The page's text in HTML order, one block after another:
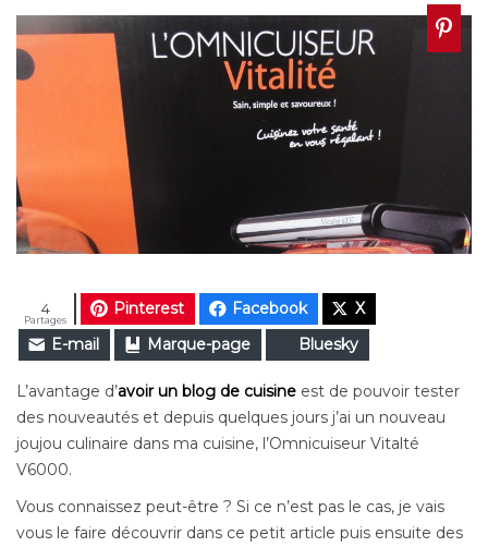
Pinterest Facebook
X
E-mail
Marque-page Bluesky
Partages
4
L’avantage d’avoir un blog de cuisine est de pouvoir tester
des nouveautés et depuis quelques jours j’ai un nouveau
joujou culinaire dans ma cuisine, l’Omnicuiseur Vitalté
V6000.
Vous connaissez peut-être ? Si ce n’est pas le cas, je vais
vous le faire découvrir dans ce petit article puis ensuite des